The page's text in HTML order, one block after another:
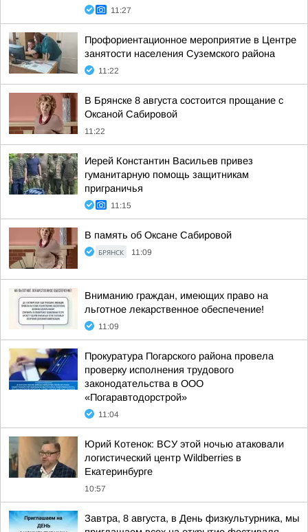
11:27
Профориентационное мероприятие в Центре
занятости населения Суземского района
11:22
В Брянске 8 августа состоится прощание с
Оксаной Сабировой
11:22
Иерей Константин Васильев привез
гуманитарную помощь защитникам
приграничья
11:15
В память об Оксане Сабировой
БРЯНСК 11:09
Вниманию граждан, имеющих право на
льготное лекарственное обеспечение!
11:09
Прокуратура Погарского района провела
проверку исполнения трудового
законодательства в ООО
«Погаравтодорстрой»
11:04
Юрий Котенок: ВСУ этой ночью атаковали
логистический центр Wildberries в
Екатеринбурге
10:57
Завтра, 8 августа, в День физкультурника, мы